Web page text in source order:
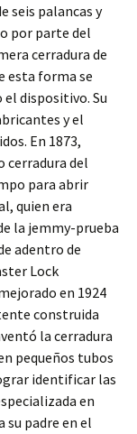
seis palancas y
por parte del
cerradura de
esta forma se
dispositivo. Su
y el
En 1873,
cerradura del
para abrir
quien era
la jemmy-prueba
adentro de
Lock
en 1924
construida
la cerradura
pequeños tubos
identificar las
en
su padre en el